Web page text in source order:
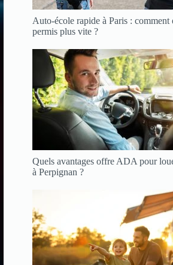
Auto-école rapide à Paris : comment
permis plus vite ?
Quels avantages offre ADA pour
à Perpignan ?